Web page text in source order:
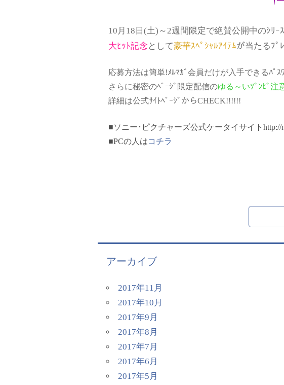
10月18日(土)～2週間限定で絶賛公開中のｼﾘｰ
大ﾋｯﾄ記念 として豪華ｽﾍﾟｼｬﾙｱｲﾃﾑが当たるﾌﾟ
応募方法は簡単!ﾒﾙﾏｶﾞ会員だけが入手できるﾊﾟｽ
さらに秘密のﾍﾟｰｼﾞ限定配信のゆる～いｿﾞﾝﾋﾞ注
詳細は公式ｻｲﾄﾍﾟｰｼﾞからCHECK!!!!!!
■ソニー･ピクチャーズ公式ケータイサイトhttp://
■PCの人はコチラ
アーカイブ
2017年11月
2017年10月
2017年9月
2017年8月
2017年7月
2017年6月
2017年5月